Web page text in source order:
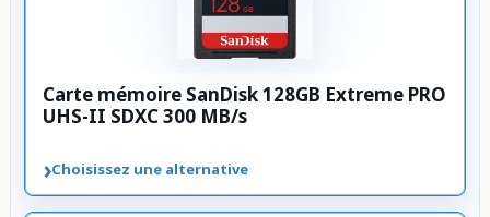
Carte mémoire SanDisk 128GB Extreme PRO
UHS-II SDXC 300 MB/s
›Choisissez une alternative